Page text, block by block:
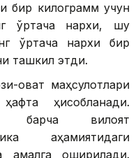
бир килограмм учун
ўртача нархи, шу
ўртача нархи бир
ташкил этди.
овқат маҳсулотлари
ҳисобланади.
барча вилоят
аҳамиятидаги
амалга оширилади.